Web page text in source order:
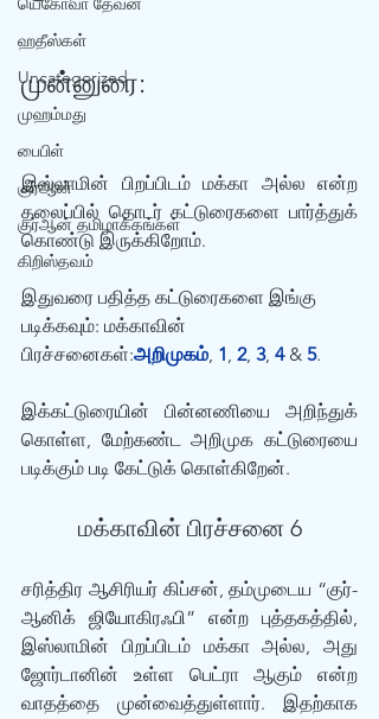
ஹதீஸ்கள்
Uncategorized
முஹம்மது
பைபிள்
குர்‍ஆன்
குர்‍ஆன் தமிழாக்கங்கள்
கிறிஸ்தவம்
முன்னுரை:
இஸ்லாமின் பிறப்பிடம் மக்கா அல்ல என்ற
தலைப்பில் தொடர் கட்டுரைகளை பார்த்துக்
கொண்டு இருக்கிறோம்.
இதுவரை பதித்த கட்டுரைகளை இங்கு
படிக்கவும்: மக்காவின்
பிரச்சனைகள்:அறிமுகம், 1, 2, 3, 4 & 5.
இக்கட்டுரையின் பின்னணியை அறிந்துக்
கொள்ள, மேற்கண்ட அறிமுக கட்டுரையை
படிக்கும் படி கேட்டுக் கொள்கிறேன்.
மக்காவின் பிரச்சனை 6
சரித்திர ஆசிரியர் கிப்சன், தம்முடைய “குர்-
ஆனிக் ஜியோகிரஃபி” என்ற புத்தகத்தில்,
இஸ்லாமின் பிறப்பிடம் மக்கா அல்ல, அது
ஜோர்டானின் உள்ள பெட்ரா ஆகும் என்ற
வாதத்தை முன்வைத்துள்ளார். இதற்காக